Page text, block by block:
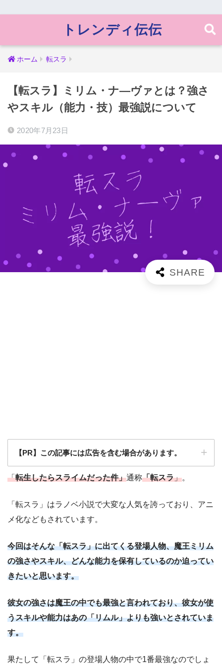
トレンディ伝伝
ホーム 転スラ
【転スラ】ミリム・ナ―ヴァとは？強さ
やスキル（能力・技）最強説について
2020年7月23日
【PR】この記事には広告を含む場合があります。
「転生したらスライムだった件」通称「転スラ」。
「転スラ」はラノベ小説で大変な人気を誇っており、アニ
メ化などもされています。
今回はそんな「転スラ」に出てくる登場人物、魔王ミリム
の強さやスキル、どんな能力を保有しているのか迫ってい
きたいと思います。
彼女の強さは魔王の中でも最強と言われており、彼女が使
うスキルや能力はあの「リムル」よりも強いとされていま
す。
果たして「転スラ」の登場人物の中で1番最強なのでしょ